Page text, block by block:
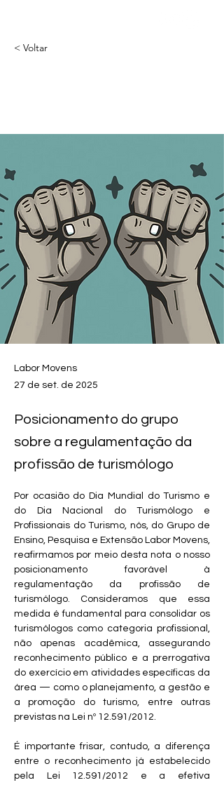
< Voltar
Labor Movens
27 de set. de 2025
Posicionamento do grupo
sobre a regulamentação da
profissão de turismólogo
Por ocasião do Dia Mundial do Turismo e
do Dia Nacional do Turismólogo e
Profissionais do Turismo, nós, do Grupo de
Ensino, Pesquisa e Extensão Labor Movens,
reafirmamos por meio desta nota o nosso
posicionamento favorável à
regulamentação da profissão de
turismólogo. Consideramos que essa
medida é fundamental para consolidar os
turismólogos como categoria profissional,
não apenas acadêmica, assegurando
reconhecimento público e a prerrogativa
do exercício em atividades específicas da
área — como o planejamento, a gestão e
a promoção do turismo, entre outras
previstas na Lei nº 12.591/2012.
É importante frisar, contudo, a diferença
entre o reconhecimento já estabelecido
pela Lei 12.591/2012 e a efetiva